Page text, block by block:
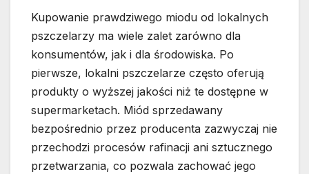
Kupowanie prawdziwego miodu od lokalnych
pszczelarzy ma wiele zalet zarówno dla
konsumentów, jak i dla środowiska. Po
pierwsze, lokalni pszczelarze często oferują
produkty o wyższej jakości niż te dostępne w
supermarketach. Miód sprzedawany
bezpośrednio przez producenta zazwyczaj nie
przechodzi procesów rafinacji ani sztucznego
przetwarzania, co pozwala zachować jego